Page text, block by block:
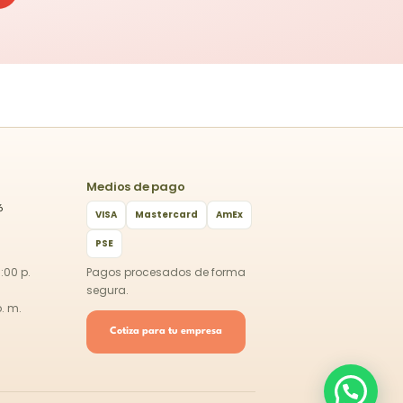
p.
m.
Medios de pago
VISA Mastercard AmEx
PSE
Pagos procesados de forma
segura.
Cotiza para tu empresa